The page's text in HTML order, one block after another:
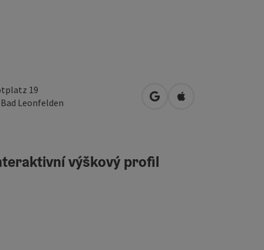
19
Bad Leonfelden Otevřít v Mapách Google
Otevřít v Mapách
výškový profil